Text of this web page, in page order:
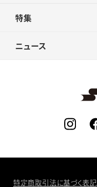
特集
ニュース
特定商取引法に基づく表記